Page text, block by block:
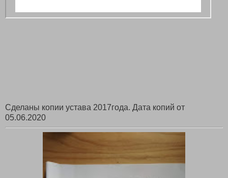
Сделаны копии устава 2017года. Дата копий от
05.06.2020